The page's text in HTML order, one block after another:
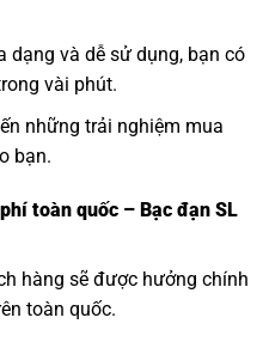
dạng và dễ sử dụng, bạn có
vài phút.
những trải nghiệm mua
bạn.
toàn quốc – Bạc đạn SL
hàng sẽ được hưởng chính
toàn quốc.